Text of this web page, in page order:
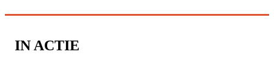
IN ACTIE